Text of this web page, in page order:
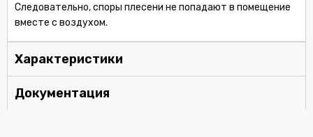
Следовательно, споры плесени не попадают в помещение
вместе с воздухом.
Характеристики
Документация